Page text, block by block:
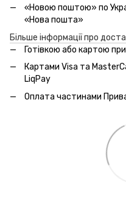
«Новою поштою» по
«Нова пошта»
Більше інформації про
Готівкою або картою
Картами Visa та
LiqPay
Оплата частинами